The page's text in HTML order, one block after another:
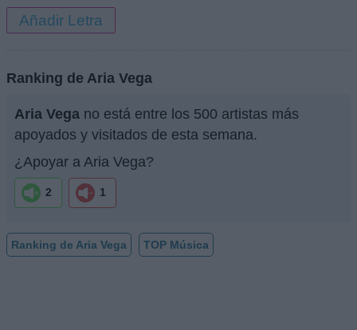
Añadir Letra
Ranking de Aria Vega
Aria Vega no está entre los 500 artistas más
apoyados y visitados de esta semana.
¿Apoyar a Aria Vega?
2 1
Ranking de Aria Vega TOP Música